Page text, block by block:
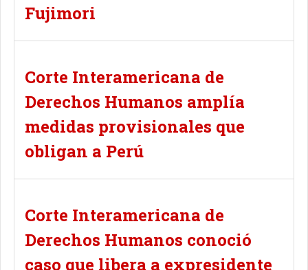
Fujimori
Corte Interamericana de
Derechos Humanos amplía
medidas provisionales que
obligan a Perú
Corte Interamericana de
Derechos Humanos conoció
caso que libera a expresidente